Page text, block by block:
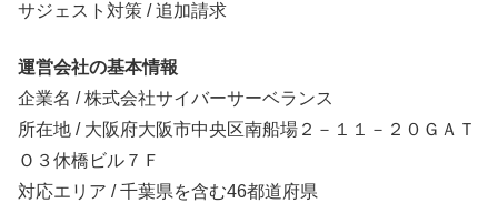
サジェスト対策 / 追加請求
運営会社の基本情報
企業名 / 株式会社サイバーサーベランス
所在地 / 大阪府大阪市中央区南船場２－１１－２０ＧＡＴ
Ｏ３休橋ビル７Ｆ
対応エリア / 千葉県を含む46都道府県